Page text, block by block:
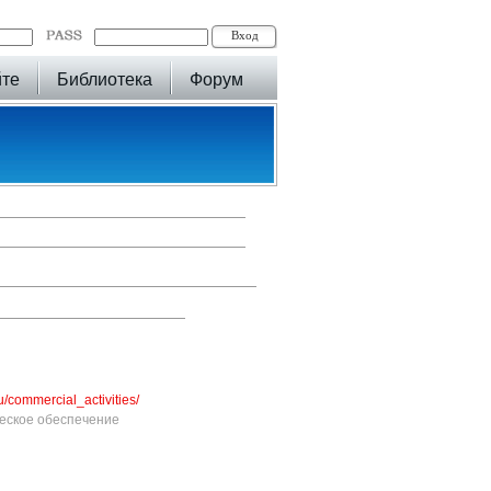
Библиотека Форум
commercial_activities/
обеспечение